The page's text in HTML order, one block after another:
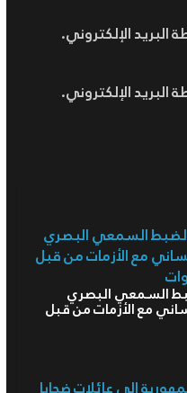
البريد الإلكتروني.
البريد الإلكتروني.
السمعي البصري
مع الأزمات من قبل